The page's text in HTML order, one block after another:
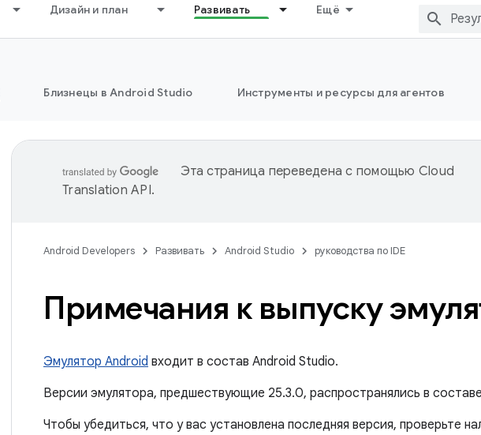
Дизайн и план Развивать Ещё
Близнецы в Android Studio Инструменты и ресурсы для агентов
Эта страница переведена с помощью Cloud
Translation API.
Android Developers Развивать Android Studio руководства по IDE
Примечания к выпуску
Эмулятор Android входит в состав Android Studio.
Версии эмулятора, предшествующие 25.3.0, распространялись в
Чтобы убедиться, что у вас установлена ​​последняя версия, проверьте